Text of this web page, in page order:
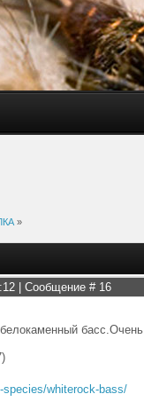
»
| Сообщение # 16
whiterock-bass/